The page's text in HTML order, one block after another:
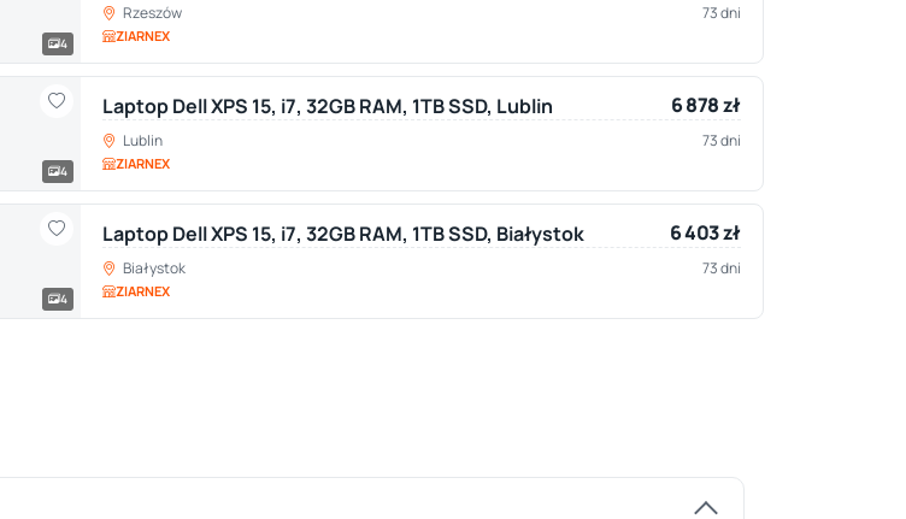
4
Rzeszów 73 dni
ZIARNEX
4
Laptop Dell XPS 15, i7, 32GB RAM, 1TB SSD, Lublin 6 878 zł
Lublin 73 dni
ZIARNEX
4
Laptop Dell XPS 15, i7, 32GB RAM, 1TB SSD, Białystok 6 403 zł
Białystok 73 dni
ZIARNEX